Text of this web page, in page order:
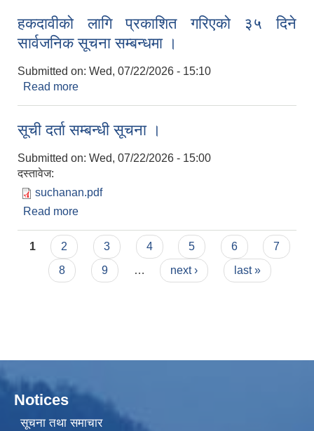
हकदावीको लागि प्रकाशित गरिएको ३५ दिने
सार्वजनिक सूचना सम्बन्धमा ।
Submitted on: Wed, 07/22/2026 - 15:10
Read more
सूची दर्ता सम्बन्धी सूचना ।
Submitted on: Wed, 07/22/2026 - 15:00
दस्तावेज:
suchanan.pdf
Read more
Pages
1 2 3 4 5 6
7
8
9 … next › last »
Notices
सूचना तथा समाचार